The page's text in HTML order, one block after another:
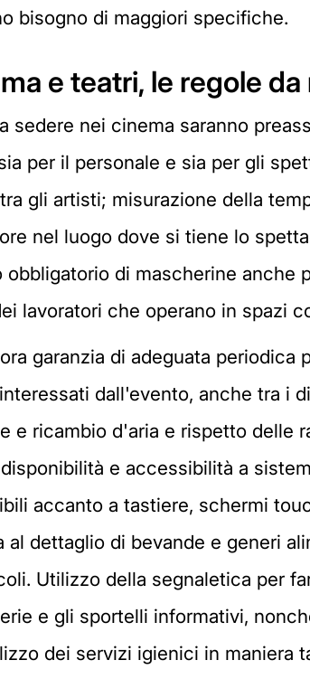
bisogno di maggiori specifiche.
e teatri, le regole
sedere nei cinema saranno
per il personale e sia per gli
gli artisti; misurazione della
nel luogo dove si tiene lo
obbligatorio di mascherine anche
lavoratori che operano in spazi
garanzia di adeguata
dall'evento, anche tra i
e ricambio d'aria e rispetto delle
e accessibilità a
accanto a tastiere, schermi
al dettaglio di bevande e generi
Utilizzo della segnaletica per
e gli sportelli informativi,
dei servizi igienici in maniera